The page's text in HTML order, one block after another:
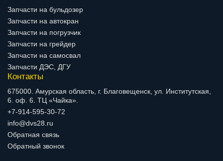
Запчасти на бульдозер
Запчасти на автокран
Запчасти на погрузчик
Запчасти на грейдер
Запчасти на самосвал
Запчасти ДЭС, ДГУ
Контакты
675000. Амурская область, г. Благовещенск, ул. Институтская,
6. оф. 6. ТЦ «Чайка».
+7-914-595-30-72
info@dvs28.ru
Обратная связь
Обратный звонок